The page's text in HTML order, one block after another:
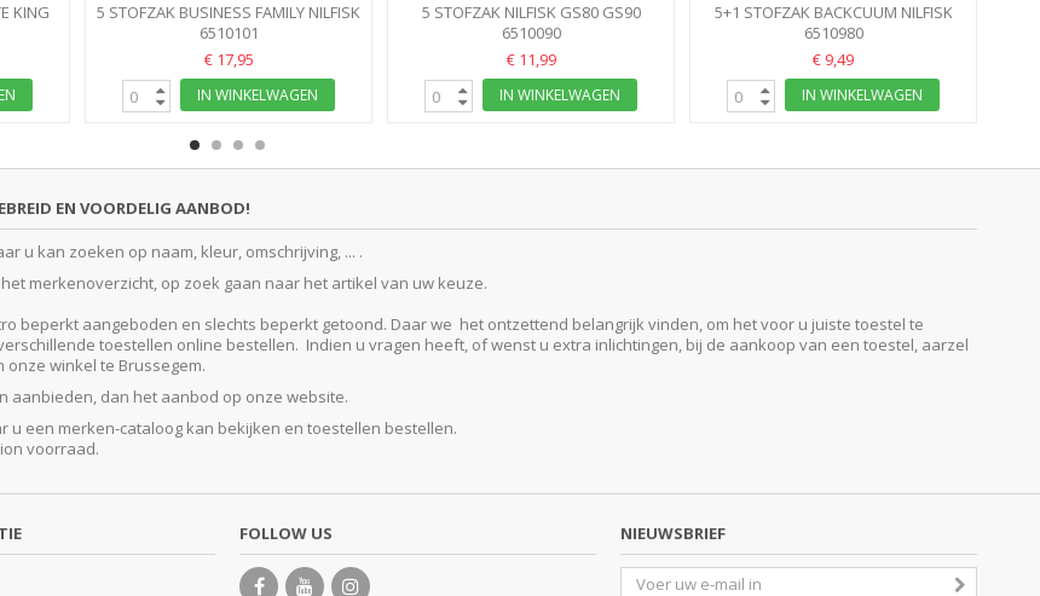
KING
5 STOFZAK BUSINESS FAMILY NILFISK
10L GD1000 GD2000 CDF2000
6510101
€ 17,95
IN WINKELWAGEN
5 STOFZAK NILFISK GS80 GS90
GM80C GM90 CLASSIC GA70 PAPIER
6510090
€ 11,99
IN WINKELWAGEN
5+1 STOFZAK BACKCUUM NILFISK
6510980
€ 9,49
IN WINKELWAGEN
EN VOORDELIG AANBOD!
u kan zoeken op naam, kleur, omschrijving, ... .
merkenoverzicht, op zoek gaan naar het artikel van uw keuze.
beperkt aangeboden en slechts beperkt getoond. Daar we het ontzettend belangrijk vinden, om het voor u juiste toestel te
toestellen online bestellen. Indien u vragen heeft, of wenst u extra inlichtingen, bij de aankoop van een toestel, aarzel
winkel te Brussegem.
aanbieden, dan het aanbod op onze website.
u een merken-cataloog kan bekijken en toestellen bestellen.
voorraad.
FOLLOW US NIEUWSBRIEF